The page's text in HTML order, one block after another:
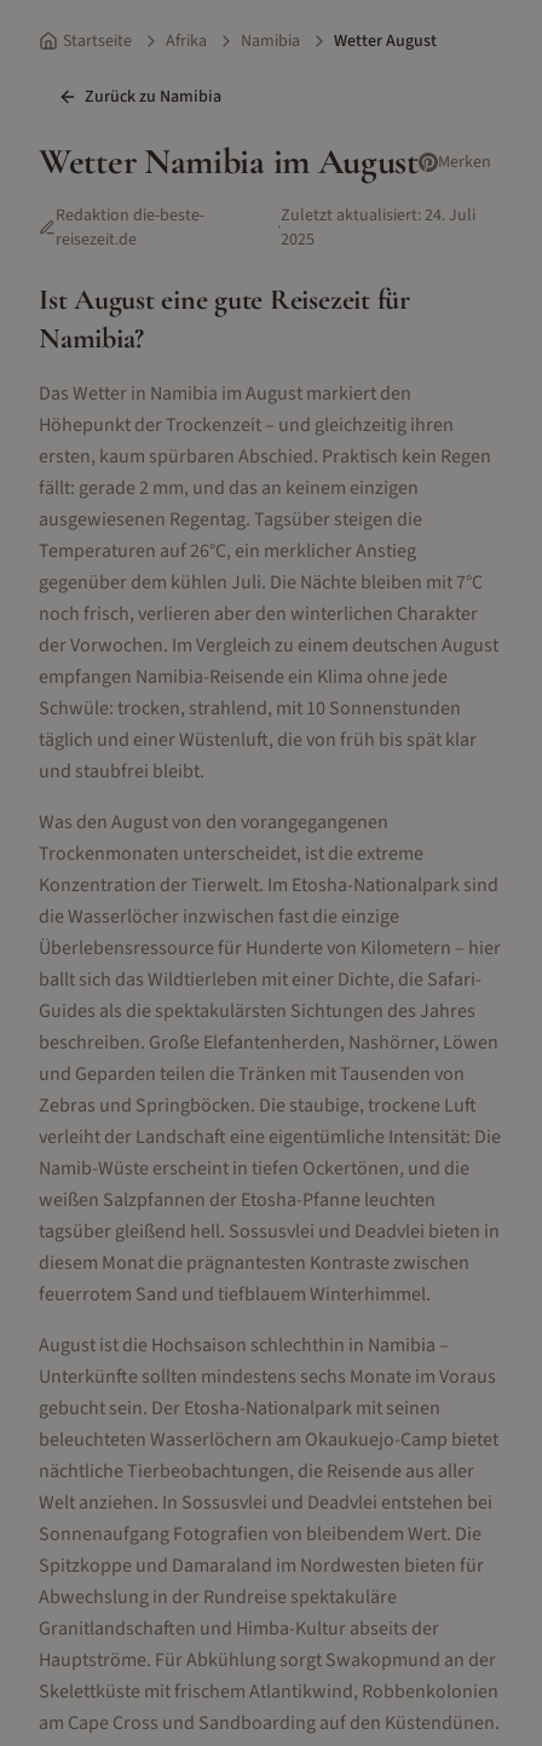
Startseite Afrika Namibia Wetter August
Zurück zu Namibia
WetterNamibiaimAugust Merken
Redaktion die-beste-
reisezeit.de
·Zuletzt aktualisiert:24. Juli
2025
IstAugusteine gute Reisezeit für
Namibia?
Das Wetter in Namibia im August markiert den
Höhepunkt der Trockenzeit – und gleichzeitig ihren
ersten, kaum spürbaren Abschied. Praktisch kein Regen
fällt: gerade 2 mm, und das an keinem einzigen
ausgewiesenen Regentag. Tagsüber steigen die
Temperaturen auf 26°C, ein merklicher Anstieg
gegenüber dem kühlen Juli. Die Nächte bleiben mit 7°C
noch frisch, verlieren aber den winterlichen Charakter
der Vorwochen. Im Vergleich zu einem deutschen August
empfangen Namibia-Reisende ein Klima ohne jede
Schwüle: trocken, strahlend, mit 10 Sonnenstunden
täglich und einer Wüstenluft, die von früh bis spät klar
und staubfrei bleibt.
Was den August von den vorangegangenen
Trockenmonaten unterscheidet, ist die extreme
Konzentration der Tierwelt. Im Etosha-Nationalpark sind
die Wasserlöcher inzwischen fast die einzige
Überlebensressource für Hunderte von Kilometern – hier
ballt sich das Wildtierleben mit einer Dichte, die Safari-
Guides als die spektakulärsten Sichtungen des Jahres
beschreiben. Große Elefantenherden, Nashörner, Löwen
und Geparden teilen die Tränken mit Tausenden von
Zebras und Springböcken. Die staubige, trockene Luft
verleiht der Landschaft eine eigentümliche Intensität: Die
Namib-Wüste erscheint in tiefen Ockertönen, und die
weißen Salzpfannen der Etosha-Pfanne leuchten
tagsüber gleißend hell. Sossusvlei und Deadvlei bieten in
diesem Monat die prägnantesten Kontraste zwischen
feuerrotem Sand und tiefblauem Winterhimmel.
August ist die Hochsaison schlechthin in Namibia –
Unterkünfte sollten mindestens sechs Monate im Voraus
gebucht sein. Der Etosha-Nationalpark mit seinen
beleuchteten Wasserlöchern am Okaukuejo-Camp bietet
nächtliche Tierbeobachtungen, die Reisende aus aller
Welt anziehen. In Sossusvlei und Deadvlei entstehen bei
Sonnenaufgang Fotografien von bleibendem Wert. Die
Spitzkoppe und Damaraland im Nordwesten bieten für
Abwechslung in der Rundreise spektakuläre
Granitlandschaften und Himba-Kultur abseits der
Hauptströme. Für Abkühlung sorgt Swakopmund an der
Skelettküste mit frischem Atlantikwind, Robbenkolonien
am Cape Cross und Sandboarding auf den Küstendünen.